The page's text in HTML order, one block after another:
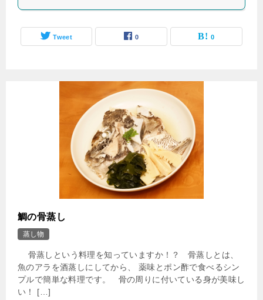
Tweet 0 0
鯛の骨蒸し
蒸し物
骨蒸しという料理を知っていますか！？ 骨蒸しとは、
魚のアラを酒蒸しにしてから、 薬味とポン酢で食べるシン
プルで簡単な料理です。 骨の周りに付いている身が美味し
い！ […]